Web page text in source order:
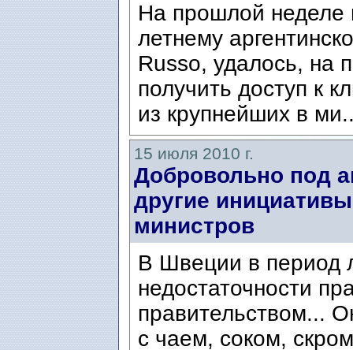
На прошлой неделе
летнему
Russo, удалось, на
получить доступ к
из крупнейших в
15 июля 2010 г.
Добровольно под
другие
министров
В Швеции в период
недостаточности
правительством...
с чаем, соком,